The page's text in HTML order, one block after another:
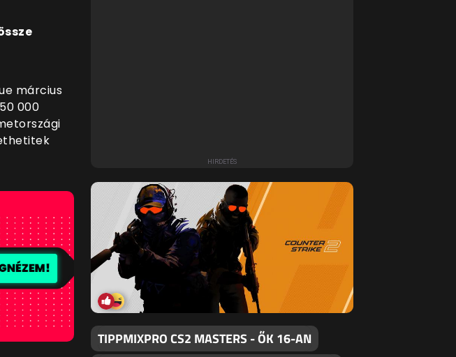
március
000
TIPPMIXPRO CS2 MASTERS - ŐK 16-AN